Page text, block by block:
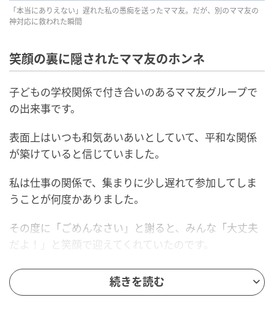
「本当にありえない」遅れた私の愚痴を送ったママ友。だが、別のママ友の
神対応に救われた瞬間
笑顔の裏に隠されたママ友のホンネ
子どもの学校関係で付き合いのあるママ友グループで
の出来事です。
表面上はいつも和気あいあいとしていて、平和な関係
が築けていると信じていました。
私は仕事の関係で、集まりに少し遅れて参加してしま
うことが何度かありました。
その度に「ごめんなさい」と謝ると、みんな「大丈夫
だよ！」と笑顔で迎えてくれていたのです。
しかし、ある日のグループトークで突然トラブルが起
きました。
続きを読む